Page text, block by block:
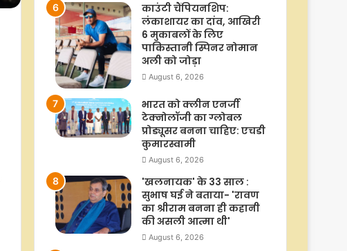
काउंटी चैंपियनशिप:
लंकाशायर का दांव, आखिरी
6 मुकाबलों के लिए
पाकिस्तानी स्पिनर नोमान
अली को जोड़ा
August 6, 2026
भारत को क्लीन एनर्जी
टेक्नोलॉजी का ग्लोबल
प्रोड्यूसर बनना चाहिए: एचडी
कुमारस्वामी
August 6, 2026
'खलनायक' के 33 साल :
सुभाष घई ने बताया- 'रावण
का श्रीराम बनना ही कहानी
की असली आत्मा थी'
August 6, 2026